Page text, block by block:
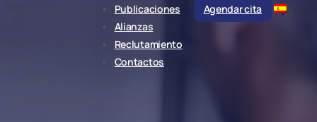
Publicaciones
Alianzas
Reclutamiento
Contactos
Agendar cita